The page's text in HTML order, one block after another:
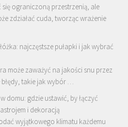
ograniczoną przestrzenią, ale
zdziałać cuda, tworząc wrażenie
najczęstsze pułapki i jak wybrać
może zaważyć na jakości snu przez
błędy, takie jak wybór …
domu: gdzie ustawić, by łączyć
i dekoracją
wyjątkowego klimatu każdemu